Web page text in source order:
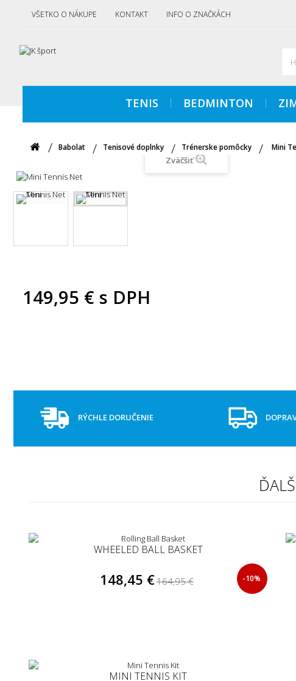
VŠETKO O NÁKUPE KONTAKT INFO O ZNAČKÁCH
TENIS BEDMINTON
Babolat Tenisové doplnky Trénerske pomôcky Mini
Zväčšiť
149,95 € s DPH
RÝCHLE DORUČENIE
WHEELED BALL BASKET
148,45 €164,95 € -10%
MINI TENNIS KIT